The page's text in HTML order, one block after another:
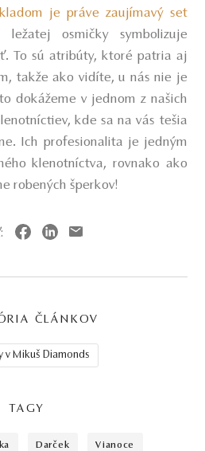
je práve zaujímavý set
osmičky symbolizuje
To sú atribúty, ktoré patria aj
takže ako vidíte, u nás nie je
dokážeme v jednom z našich
kde sa na vás tešia
Ich profesionalita je jedným
klenotníctva, rovnako ako
robených šperkov!
ČLÁNKOV
v Mikuš Diamonds
TAGY
darček vianoce